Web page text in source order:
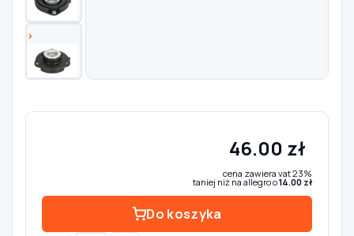
46.00 zł
cena zawiera vat 23%
taniej niż na allegro o14.00 zł
Do koszyka